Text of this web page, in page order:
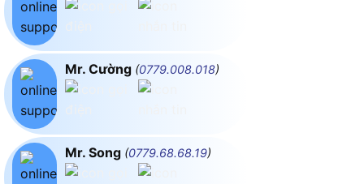
Mr. Cường (0779.008.018)
Mr. Song (0779.68.68.19)